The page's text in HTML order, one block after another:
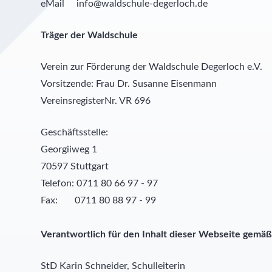
eMail info@waldschule-degerloch.de
Träger der Waldschule
Verein zur Förderung der Waldschule Degerloch e.V.
Vorsitzende: Frau Dr. Susanne Eisenmann
VereinsregisterNr. VR 696
Geschäftsstelle:
Georgiiweg 1
70597 Stuttgart
Telefon: 0711 80 66 97 - 97
Fax: 0711 80 88 97 - 99
Verantwortlich für den Inhalt dieser Webseite
StD Karin Schneider, Schulleiterin